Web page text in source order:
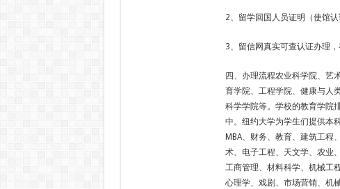
2、留学回国人员证明（使馆
3、留信网真实可查认证办理，
四、办理流程农业科学院、艺
育学院、工程学院、健康与人
科学学院等。学校的教育学院
中。纽约大学为学生们提供本
MBA、财务、教育、建筑工程
术、电子工程、天文学、农业
工商管理、材料科学、机械工
心理学、戏剧、市场营销、机